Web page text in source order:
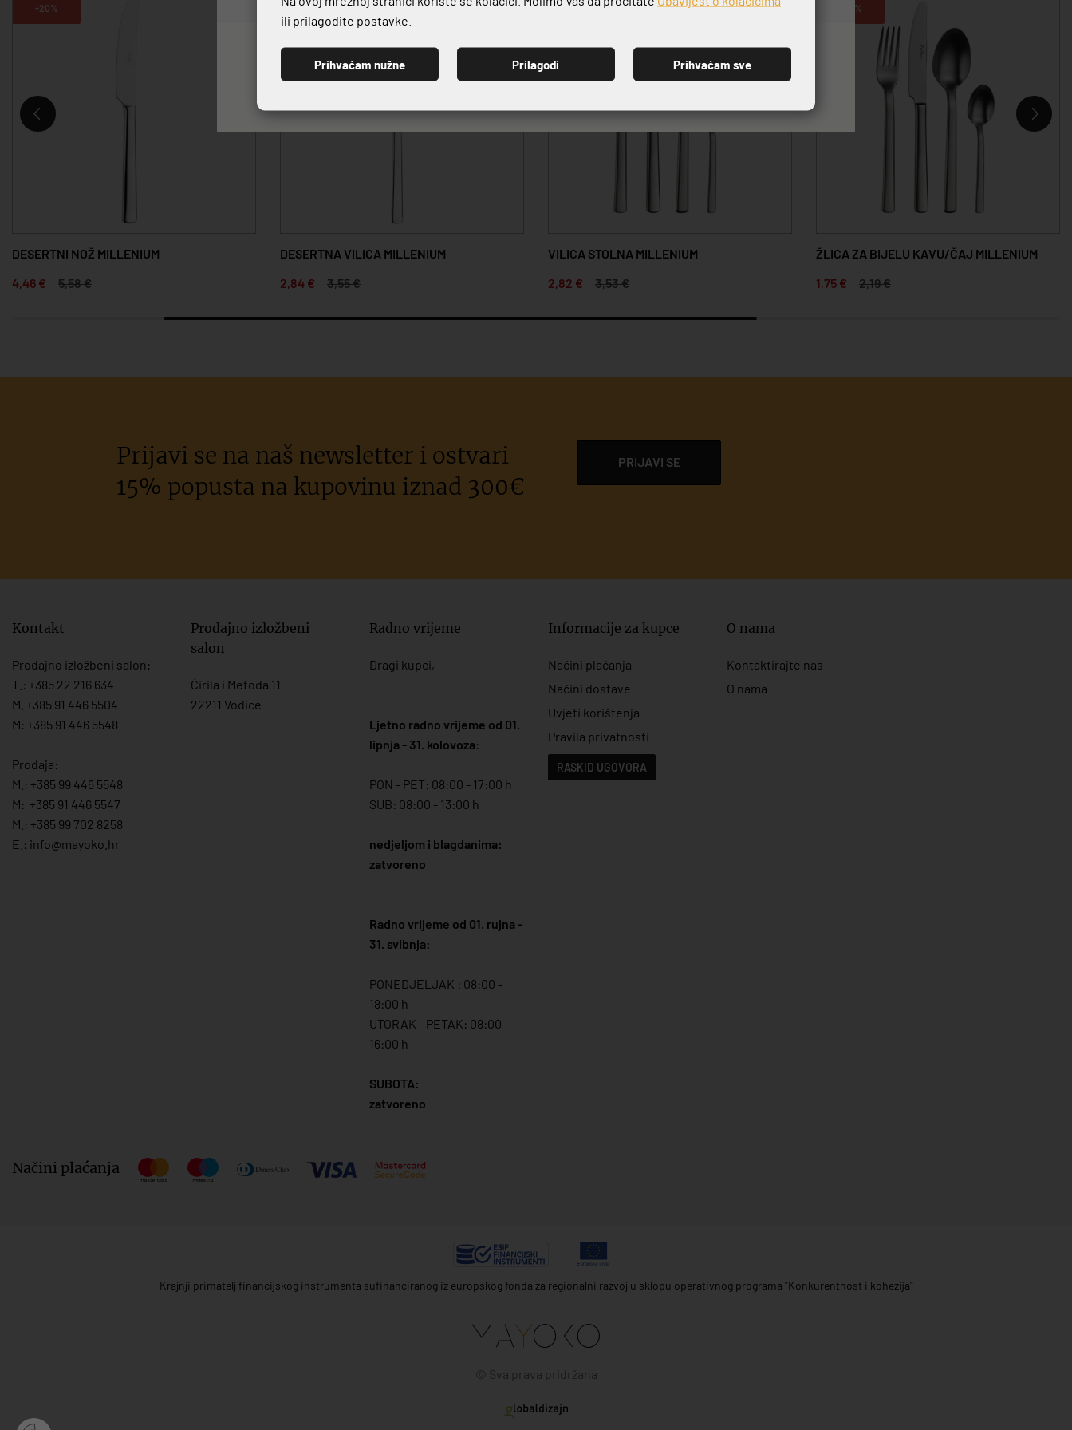
-20%
DESERTNI NOŽ MILLENIUM
4,46 €
5,58 €
-20%
DESERTNA VILICA MILLENIUM
2,84 €
3,55 €
-20%
VILICA STOLNA MILLENIUM
2,82 €
3,53 €
-20%
ŽLICA ZA BIJELU KAVU/ČAJ MILLENIUM
1,75 €
2,19 €
Prijavi se na naš newsletter i ostvari
15% popusta na kupovinu iznad 300€
PRIJAVI SE
Kontakt
Prodajno izložbeni salon:
T.: +385 22 216 634
M. +385 91 446 5504
M: +385 91 446 5548
Prodaja:
M.: +385 99 446 5548
M: +385 91 446 5547
M.: +385 99 702 8258
E.: info@mayoko. hr
Prodajno izložbeni
salon
Ćirila i Metoda 11
22211 Vodice
Radno vrijeme
Dragi kupci,
Ljetno radno vrijeme od 01.
lipnja - 31. kolovoza:
PON - PET: 08:00 - 17:00 h
SUB: 08:00 - 13:00 h
nedjeljom i blagdanima:
zatvoreno
Radno vrijeme od 01. rujna -
31. svibnja:
PONEDJELJAK : 08:00 -
18:00 h
UTORAK - PETAK: 08:00 -
16:00 h
SUBOTA:
zatvoreno
Informacije za kupce
Načini plaćanja
Načini dostave
Uvjeti korištenja
Pravila privatnosti
RASKID UGOVORA
O nama
Kontaktirajte nas
O nama
Načini plaćanja
Krajnji primatelj financijskog instrumenta sufinanciranog iz europskog fonda za regionalni razvoj u sklopu operativnog programa "Konkurentnost i kohezija"
© Sva prava pridržana
PRIJAVI SE
ili prilagodite postavke.
Prihvaćam nužne Prilagodi Prihvaćam sve